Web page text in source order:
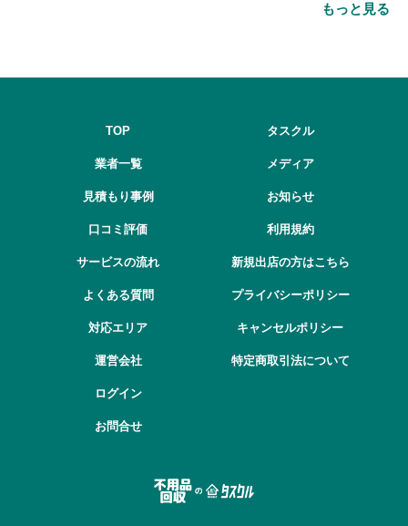
もっと見る
TOP
業者一覧
見積もり事例
口コミ評価
サービスの流れ
よくある質問
対応エリア
運営会社
ログイン
お問合せ
タスクル
メディア
お知らせ
利用規約
新規出店の方はこちら
プライバシーポリシー
キャンセルポリシー
特定商取引法について